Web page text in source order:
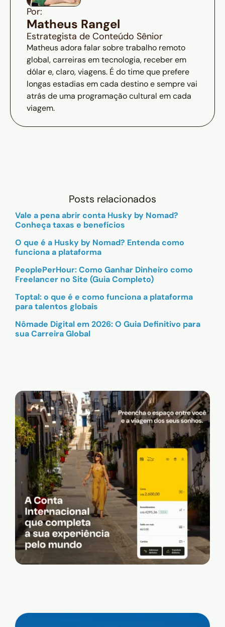
Por:
Matheus Rangel
Estrategista de Conteúdo Sênior
Matheus adora falar sobre trabalho remoto
global, carreiras em tecnologia, receber em
dólar e, claro, viagens. É do time que prefere
longas estadias em cada destino e sempre vai
atrás de uma programação cultural em cada
viagem.
Posts relacionados
Vale a pena abrir conta Husky by Nomad?
Conheça taxas e benefícios
O que é a Husky by Nomad? Entenda como
funciona a plataforma
PeoplePerHour: Como Ganhar Dinheiro como
Freelancer no Site (Guia Completo)
Toptal: o que é e como funciona a plataforma
para talentos globais
Nômade Digital em 2026: O Guia Definitivo para
sua Carreira Global